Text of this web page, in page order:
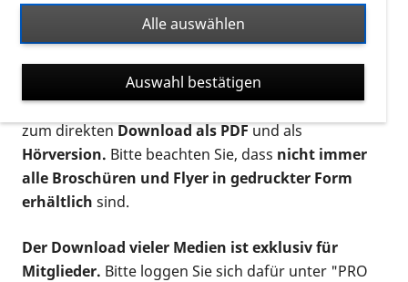
Ort. Nutzen Sie den Formatfilter, um ausschließlich
nach Flyern und Broschüren, Audios oder Videos zu
suchen. Die meisten Flyer und Broschüren werden in
verschiedenen Formaten angeboten: zur
postalischen Bestellung als gedruckte Variante
zum direktenDownload als PDFund als
Hörversion. Bitte beachten Sie, dass nicht immer
alle Broschüren und Flyer in gedruckter Form
erhältlich sind.
Der Download vieler Medien ist exklusiv für
Mitglieder. Bitte loggen Sie sich dafür unter "PRO
Alle auswählen
Auswahl bestätigen